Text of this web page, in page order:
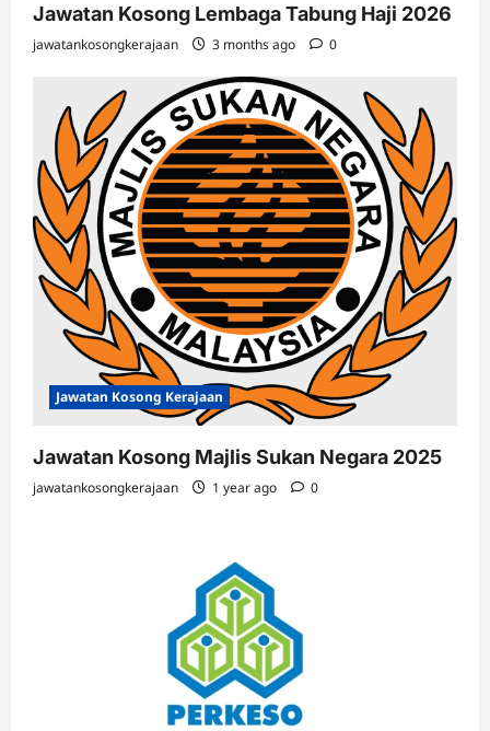
Jawatan Kosong Lembaga Tabung Haji 2026
jawatankosongkerajaan 3 months ago 0
Jawatan Kosong Kerajaan
Jawatan Kosong Majlis Sukan Negara 2025
jawatankosongkerajaan 1 year ago 0